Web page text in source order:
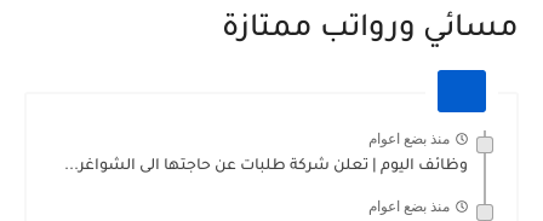
مسائي ورواتب ممتازة
منذ بضع اعوام
وظائف اليوم | تعلن شركة طلبات عن حاجتها الى الشواغر...
منذ بضع اعوام